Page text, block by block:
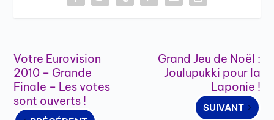
Votre Eurovision
2010 – Grande
Finale – Les votes
sont ouverts !
Grand Jeu de Noël :
Joulupukki pour la
Laponie !
SUIVANT